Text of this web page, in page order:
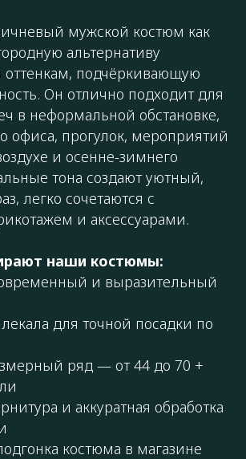
мужской костюм как
альтернативу
оттенкам, подчёркивающую
Он отлично подходит для
в неформальной обстановке,
офиса, прогулок, мероприятий
и осенне-зимнего
тона создают уютный,
легко сочетаются с
и аксессуарами.
наши костюмы:
и выразительный
для точной посадки по
ряд — от 44 до 70 +
и аккуратная обработка
костюма в магазине